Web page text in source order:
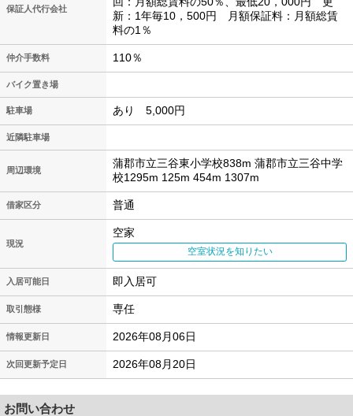
保証人代行会社
新：1年毎10，500円 月額保証料：月額総賃
料の1％
仲介手数料 110％
バイク置き場
駐車場 あり 5,000円
近隣駐車場
周辺環境
蒲郡市立三谷東小学校838m 蒲郡市立三谷中学
校1295m 125m 454m 1307m
借家区分 普通
現況
空家
空室状況を知りたい
入居可能日 即入居可
取引態様 専任
情報更新日 2026年08月06日
次回更新予定日 2026年08月20日
お問い合わせ